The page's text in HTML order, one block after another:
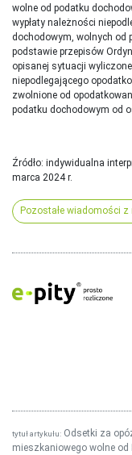
wolne od podatku
wypłaty należności
dochodowym, wolnych od
podstawie przepisów
opisanej sytuacji
niepodlegającego
zwolnione od
podatku dochodowym od
Źródło: indywidualna
marca 2024 r.
Pozostałe wiadomości z
tytuł artykułu: Odsetki za
mieszkaniowego wolne od